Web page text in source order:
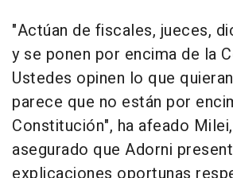
"Actúan de fiscales, jueces,
y se ponen por encima de la
Ustedes opinen lo que
parece que no están por
Constitución", ha afeado
asegurado que Adorni